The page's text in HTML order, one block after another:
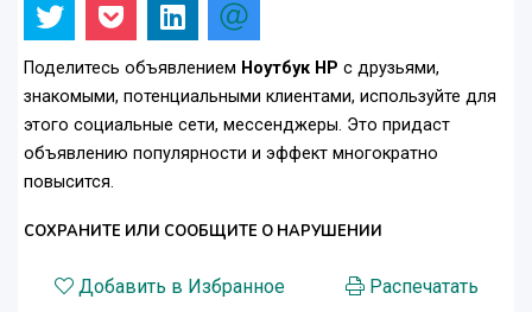
Поделитесь объявлением Ноутбук HP с друзьями,
знакомыми, потенциальными клиентами, используйте для
этого социальные сети, мессенджеры. Это придаст
объявлению популярности и эффект многократно
повысится.
СОХРАНИТЕ ИЛИ СООБЩИТЕ О НАРУШЕНИИ
Добавить в Избранное Распечатать